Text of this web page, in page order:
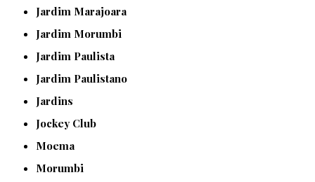
Jardim Marajoara
Jardim Morumbi
Jardim Paulista
Jardim Paulistano
Jardins
Jockey Club
Moema
Morumbi